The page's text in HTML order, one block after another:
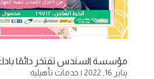
مؤسسة السندس تفتخر دائمًا
يناير 16, 2022 | خدمات تأهيلية